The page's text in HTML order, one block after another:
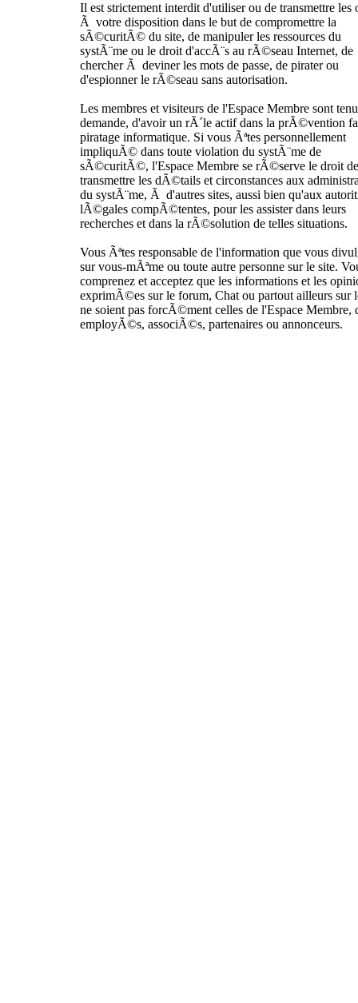
Il est strictement interdit d'utiliser ou de transmettre les
Ã votre disposition dans le but de compromettre la
sÃ©curitÃ© du site, de manipuler les ressources du
systÃ¨me ou le droit d'accÃ¨s au rÃ©seau Internet, de
chercher Ã deviner les mots de passe, de pirater ou
d'espionner le rÃ©seau sans autorisation.
Les membres et visiteurs de l'Espace Membre sont
demande, d'avoir un rÃ´le actif dans la prÃ©vention
piratage informatique. Si vous Ãªtes personnellement
impliquÃ© dans toute violation du systÃ¨me de
sÃ©curitÃ©, l'Espace Membre se rÃ©serve le droit de
transmettre les dÃ©tails et circonstances aux
du systÃ¨me, Ã d'autres sites, aussi bien qu'aux
lÃ©gales compÃ©tentes, pour les assister dans leurs
recherches et dans la rÃ©solution de telles situations.
Vous Ãªtes responsable de l'information que vous
sur vous-mÃªme ou toute autre personne sur le site.
comprenez et acceptez que les informations et les
exprimÃ©es sur le forum, Chat ou partout ailleurs sur
ne soient pas forcÃ©ment celles de l'Espace Membre,
employÃ©s, associÃ©s, partenaires ou annonceurs.